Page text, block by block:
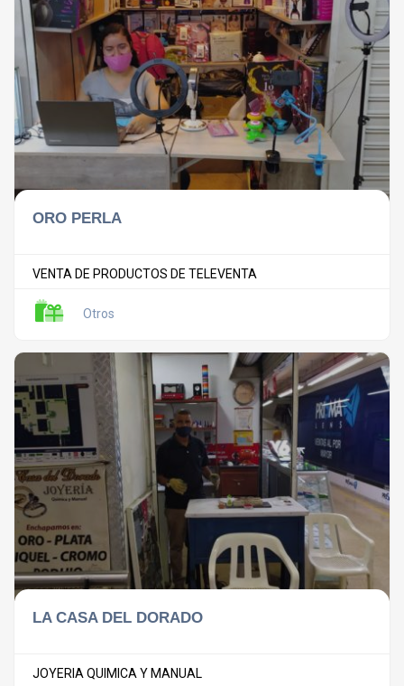
ORO PERLA
VENTA DE PRODUCTOS DE TELEVENTA
Otros
LA CASA DEL DORADO
JOYERIA QUIMICA Y MANUAL